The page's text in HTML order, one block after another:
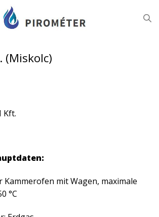
(Miskolc)
Kft.
Kammerofen mit Wagen, maximale
°C